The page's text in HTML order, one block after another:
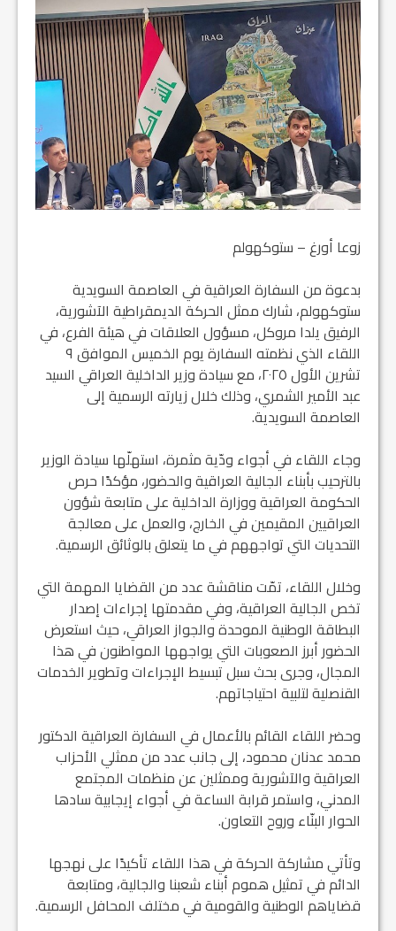
زوعا أورغ – ستوكهولم
بدعوة من السفارة العراقية في العاصمة السويدية
ستوكهولم، شارك ممثل الحركة الديمقراطية الآشورية،
الرفيق يلدا مروكل، مسؤول العلاقات في هيئة الفرع، في
اللقاء الذي نظمته السفارة يوم الخميس الموافق ٩
تشرين الأول ٢٠٢٥، مع سيادة وزير الداخلية العراقي السيد
عبد الأمير الشمري، وذلك خلال زيارته الرسمية إلى
العاصمة السويدية.
وجاء اللقاء في أجواء ودّية مثمرة، استهلّها سيادة الوزير
بالترحيب بأبناء الجالية العراقية والحضور، مؤكدًا حرص
الحكومة العراقية ووزارة الداخلية على متابعة شؤون
العراقيين المقيمين في الخارج، والعمل على معالجة
التحديات التي تواجههم في ما يتعلق بالوثائق الرسمية.
وخلال اللقاء، تمّت مناقشة عدد من القضايا المهمة التي
تخص الجالية العراقية، وفي مقدمتها إجراءات إصدار
البطاقة الوطنية الموحدة والجواز العراقي، حيث استعرض
الحضور أبرز الصعوبات التي يواجهها المواطنون في هذا
المجال، وجرى بحث سبل تبسيط الإجراءات وتطوير الخدمات
القنصلية لتلبية احتياجاتهم.
وحضر اللقاء القائم بالأعمال في السفارة العراقية الدكتور
محمد عدنان محمود، إلى جانب عدد من ممثلي الأحزاب
العراقية والآشورية وممثلين عن منظمات المجتمع
المدني، واستمر قرابة الساعة في أجواء إيجابية سادها
الحوار البنّاء وروح التعاون.
وتأتي مشاركة الحركة في هذا اللقاء تأكيدًا على نهجها
الدائم في تمثيل هموم أبناء شعبنا والجالية، ومتابعة
قضاياهم الوطنية والقومية في مختلف المحافل الرسمية.